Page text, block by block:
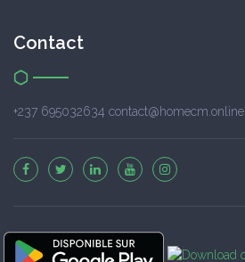
Contact
+237 695032634 contact@homecm.online